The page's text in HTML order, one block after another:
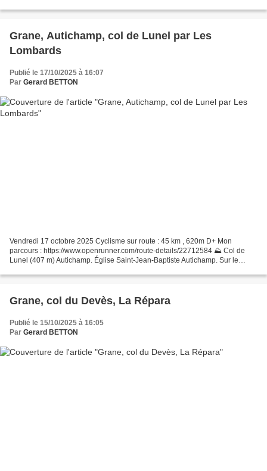
Grane, Autichamp, col de Lunel par Les
Lombards
Publié le 17/10/2025 à 16:07
Par Gerard BETTON
Vendredi 17 octobre 2025 Cyclisme sur route : 45 km , 620m D+ Mon
parcours : https://www.openrunner.com/route-details/22712584 ⛰️ Col de
Lunel (407 m) Autichamp. Église Saint-Jean-Baptiste Autichamp. Sur le
Grane, col du Devès, La Répara
Publié le 15/10/2025 à 16:05
Par Gerard BETTON